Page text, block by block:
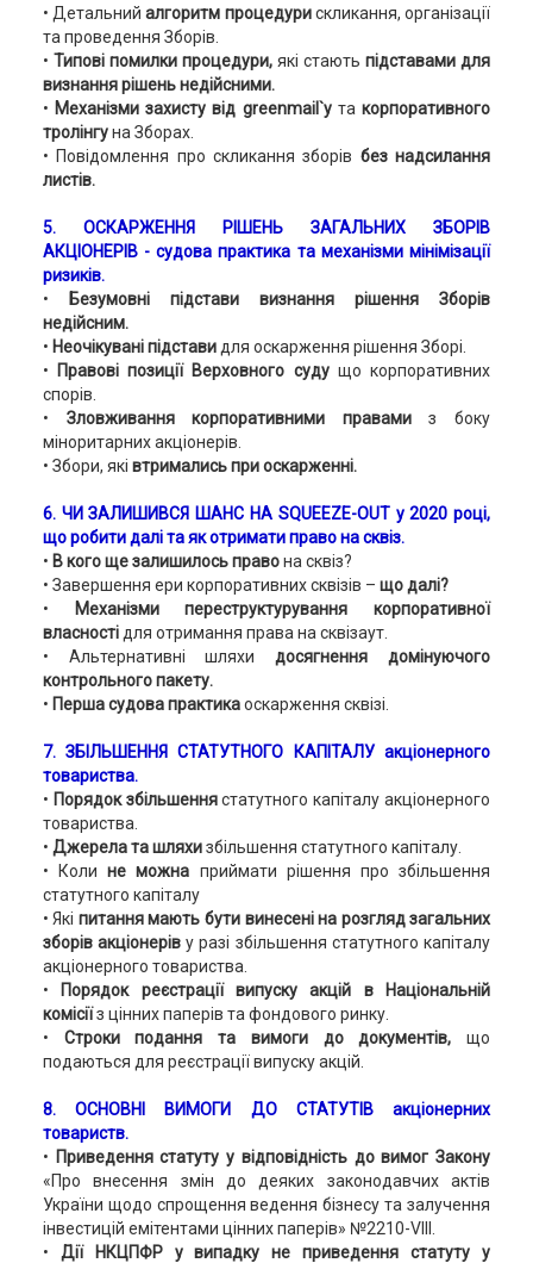
• Детальнийалгоритм процедурискликання, організації
та проведення Зборів.
• Типові помилки процедури,які стаютьпідставами для
визнання рішень недійсними.
• Механізми захисту від greenmail`утакорпоративного
тролінгуна Зборах.
• Повідомлення про скликання зборів без надсилання
листів.
5. ОСКАРЖЕННЯ РІШЕНЬ ЗАГАЛЬНИХ ЗБОРІВ
АКЦІОНЕРІВ - судова практика та механізми мінімізації
ризиків.
•
Безумовні підстави
визнання рішення Зборів
недійсним.
• Неочікувані підставидля оскарження рішення Зборі.
•
Правові позиції Верховного суду що корпоративних
спорів.
• Зловживання корпоративними правамиз боку
міноритарних акціонерів.
• Збори, які втримались при оскарженні.
6. ЧИ ЗАЛИШИВСЯ ШАНС НА SQUEEZE-OUT у 2020 році,
що робити далі та як отримати право на сквіз.
• В кого ще залишилось правона сквіз?
• Завершення ери корпоративних сквізів – що далі?
•
Механізми переструктурування корпоративної
власностідля отримання права на сквізаут.
• Альтернативні шляхидосягнення домінуючого
контрольного пакету.
• Перша судова практикаоскарження сквізі.
7. ЗБІЛЬШЕННЯ СТАТУТНОГО КАПІТАЛУ акціонерного
товариства.
• Порядок збільшеннястатутного капіталу акціонерного
товариства.
• Джерела та шляхизбільшення статутного капіталу.
• Колине можна приймати рішення про збільшення
статутного капіталу
• Які питання мають бути винесені на розгляд загальних
зборів акціонерів у разі збільшення статутного капіталу
акціонерного товариства.
•
Порядок реєстрації випуску акцій в Національній
комісіїз цінних паперів та фондового ринку.
• Строки подання та вимоги до документів, що
подаються для реєстрації випуску акцій.
8. ОСНОВНІ ВИМОГИ ДО СТАТУТІВ акціонерних
товариств.
• Приведення статуту у відповідність до вимог Закону
«Про внесення змін до деяких законодавчих актів
України щодо спрощення ведення бізнесу та залучення
інвестицій емітентами цінних паперів» №2210-VIII.
• Дії НКЦПФР у випадку не приведення статуту у